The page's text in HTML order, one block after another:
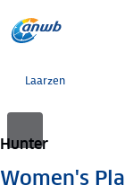
Laarzen
Hunter
Women's